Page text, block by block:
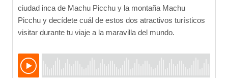
ciudad inca de Machu Picchu y la montaña Machu
Picchu y decídete cuál de estos dos atractivos turísticos
visitar durante tu viaje a la maravilla del mundo.